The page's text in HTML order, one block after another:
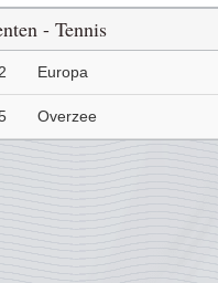
- Tennis
Europa
Overzee